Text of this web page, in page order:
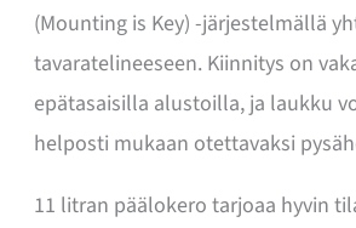
(Mounting is Key) -järjestelmällä
tavaratelineeseen. Kiinnitys on
epätasaisilla alustoilla, ja laukku
helposti mukaan otettavaksi
11 litran päälokero tarjoaa hyvin